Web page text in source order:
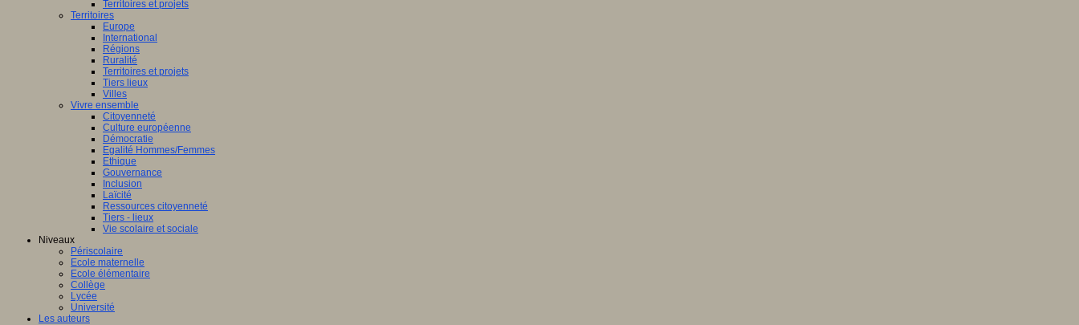
Territoires et projets
Territoires
Europe
International
Régions
Ruralité
Territoires et projets
Tiers lieux
Villes
Vivre ensemble
Citoyenneté
Culture européenne
Démocratie
Egalité Hommes/Femmes
Ethique
Gouvernance
Inclusion
Laïcité
Ressources citoyenneté
Tiers - lieux
Vie scolaire et sociale
Niveaux
Périscolaire
Ecole maternelle
Ecole élémentaire
Collège
Lycée
Université
Les auteurs